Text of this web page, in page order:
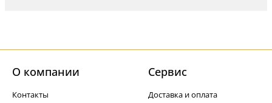
О компании
Контакты
Cервис
Доставка и оплата